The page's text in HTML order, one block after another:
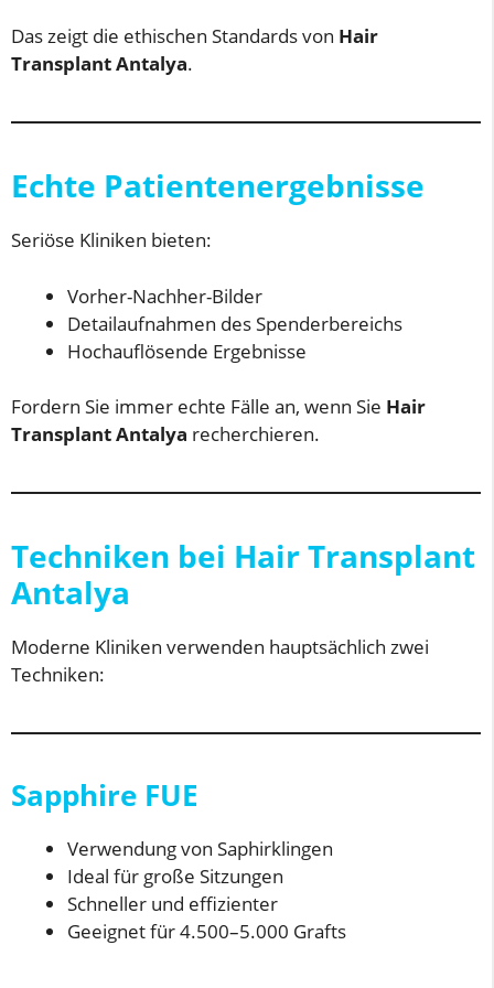
Das zeigt die ethischen Standards von Hair
Transplant Antalya.
Echte Patientenergebnisse
Seriöse Kliniken bieten:
Vorher-Nachher-Bilder
Detailaufnahmen des Spenderbereichs
Hochauflösende Ergebnisse
Fordern Sie immer echte Fälle an, wenn Sie Hair
Transplant Antalya recherchieren.
Techniken bei Hair Transplant
Antalya
Moderne Kliniken verwenden hauptsächlich zwei
Techniken:
Sapphire FUE
Verwendung von Saphirklingen
Ideal für große Sitzungen
Schneller und effizienter
Geeignet für 4.500–5.000 Grafts